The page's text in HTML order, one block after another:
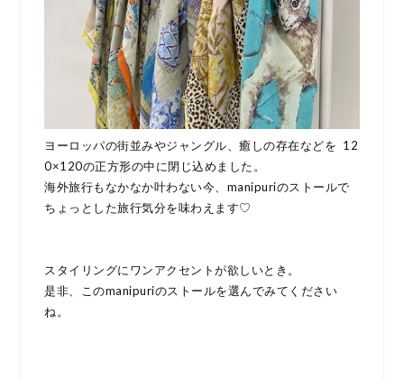
ヨーロッパの街並みやジャングル、癒しの存在などを 12
0×120の正方形の中に閉じ込めました。
海外旅行もなかなか叶わない今、manipuriのストールで
ちょっとした旅行気分を味わえます♡
スタイリングにワンアクセントが欲しいとき。
是非、このmanipuriのストールを選んでみてください
ね。